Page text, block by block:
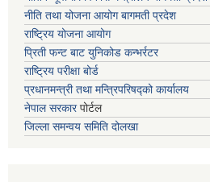
नीति तथा योजना आयोग बागमती प्रदेश
राष्ट्रिय योजना आयोग
प्रिती फन्ट बाट युनिकोड कन्भर्रटर
राष्ट्रिय परीक्षा बोर्ड
प्रधानमन्त्री तथा मन्त्रिपरिषद्को कार्यालय
नेपाल सरकारपोर्टल
जिल्ला समन्वय समिति दोलखा